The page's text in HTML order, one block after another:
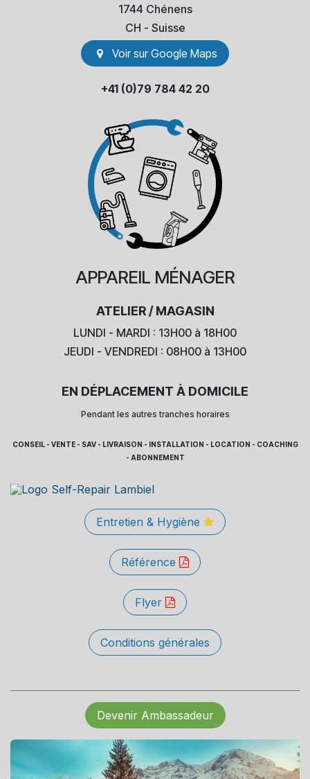
1744 Chénens
​CH - Suisse
Voir sur Go​​ogle Maps
+41 (0)79 784 42 20
APPAREIL MÉNAGER
ATELIER / MAGASIN
LUNDI - MARDI : 13H00 à 18H00
JEUDI - VENDREDI : 08H00 à 13H00
EN DÉPLACEMENT À DOMICILE
Pendant les autres tranches horaires
CONSEIL - VENTE - SAV - LIVRAISON - INSTALLATION - LOCATION - COACHING
- ABONNEMENT
Entretien & Hygiène
Référence
Flyer
Conditions générales
Devenir Ambassadeur